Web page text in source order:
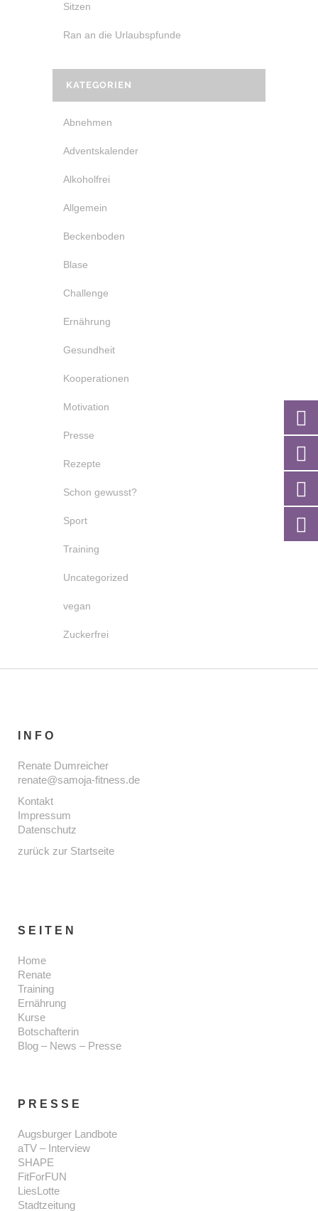
Sitzen
Ran an die Urlaubspfunde
KATEGORIEN
Abnehmen
Adventskalender
Alkoholfrei
Allgemein
Beckenboden
Blase
Challenge
Ernährung
Gesundheit
Kooperationen
Motivation
Presse
Rezepte
Schon gewusst?
Sport
Training
Uncategorized
vegan
Zuckerfrei
INFO
Renate Dumreicher
renate@samoja-fitness.de
Kontakt
Impressum
Datenschutz
zurück zur Startseite
SEITEN
Home
Renate
Training
Ernährung
Kurse
Botschafterin
Blog – News – Presse
PRESSE
Augsburger Landbote
aTV – Interview
SHAPE
FitForFUN
LiesLotte
Stadtzeitung